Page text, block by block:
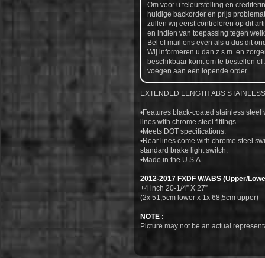
Om voor u teleurstelling en
huidige backorder en prijs
zullen wij eerst controleren op dit
en indien van toepassing tegen
Bel of mail ons even als u dus dit
Wij informeren u dan z.s.m. en
beschikbaar komt om te bestellen
voegen aan een lopende order.
EXTENDED LENGTH ABS
•Features black-coated stainless
lines with chrome steel fittings.
•Meets DOT specifications.
•Rear lines come with chrome steel
standard brake light switch.
•Made in the U.S.A.
2012-2017 FXDF W/ABS (Upper/
+4 inch 20-1/4” X 27”
(2x 51,5cm lower x 1x 68,5cm upper)
NOTE :
Picture may not be an actual